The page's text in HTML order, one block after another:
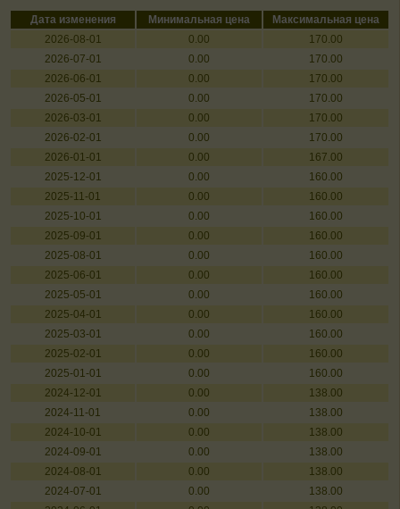
Дата изменения Минимальная цена
Максимальная цена
2026-08-01
0.00
170.00
2026-07-01
0.00
170.00
2026-06-01
0.00
170.00
2026-05-01
0.00
170.00
2026-03-01
0.00
170.00
2026-02-01
0.00
170.00
2026-01-01
0.00
167.00
2025-12-01
0.00
160.00
2025-11-01
0.00
160.00
2025-10-01
0.00
160.00
2025-09-01
0.00
160.00
2025-08-01
0.00
160.00
2025-06-01
0.00
160.00
2025-05-01
0.00
160.00
2025-04-01
0.00
160.00
2025-03-01
0.00
160.00
2025-02-01
0.00
160.00
2025-01-01
0.00
160.00
2024-12-01
0.00
138.00
2024-11-01
0.00
138.00
2024-10-01
0.00
138.00
2024-09-01
0.00
138.00
2024-08-01
0.00
138.00
2024-07-01
0.00
138.00